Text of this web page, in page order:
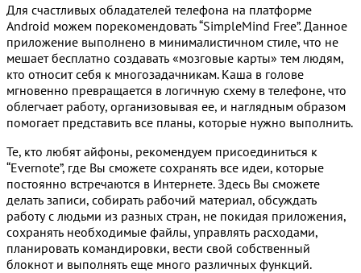
Для счастливых обладателей телефона на платформе
Android можем порекомендовать “SimpleMind Free”. Данное
приложение выполнено в минималистичном стиле, что не
мешает бесплатно создавать «мозговые карты» тем людям,
кто относит себя к многозадачникам. Каша в голове
мгновенно превращается в логичную схему в телефоне, что
облегчает работу, организовывая ее, и наглядным образом
помогает представить все планы, которые нужно выполнить.
Те, кто любят айфоны, рекомендуем присоединиться к
“Evernote”, где Вы сможете сохранять все идеи, которые
постоянно встречаются в Интернете. Здесь Вы сможете
делать записи, собирать рабочий материал, обсуждать
работу с людьми из разных стран, не покидая приложения,
сохранять необходимые файлы, управлять расходами,
планировать командировки, вести свой собственный
блокнот и выполнять еще много различных функций.